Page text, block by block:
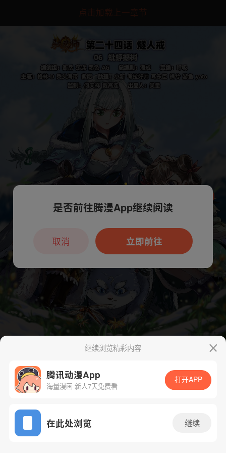
点击加载上一章节
App免费看
下一话 腾漫App免费看
继续浏览精彩内容
腾讯动漫App
海量漫画 新人7天免费看
打开APP
在此处浏览 继续
本章节仅支持App阅读，可打开App新用
户7天免费看
是否前往腾漫App继续阅读
立即前往
取消